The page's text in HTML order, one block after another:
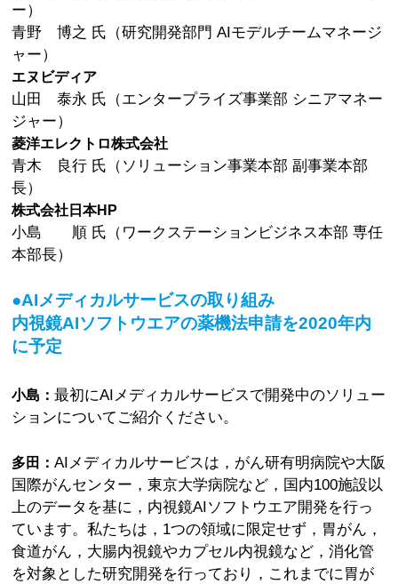
ー）
青野 博之 氏（研究開発部門 AIモデルチームマネージ
ャー）
エヌビディア
山田 泰永 氏（エンタープライズ事業部 シニアマネー
ジャー）
菱洋エレクトロ株式会社
青木 良行 氏（ソリューション事業本部 副事業本部
長）
株式会社日本HP
小島 順 氏（ワークステーションビジネス本部 専任
本部長）
●AIメディカルサービスの取り組み
内視鏡AIソフトウエアの薬機法申請を2020年内
に予定
小島：最初にAIメディカルサービスで開発中のソリュー
ションについてご紹介ください。
多田：AIメディカルサービスは，がん研有明病院や大阪
国際がんセンター，東京大学病院など，国内100施設以
上のデータを基に，内視鏡AIソフトウエア開発を行っ
ています。私たちは，1つの領域に限定せず，胃がん，
食道がん，大腸内視鏡やカプセル内視鏡など，消化管
を対象とした研究開発を行っており，これまでに胃が